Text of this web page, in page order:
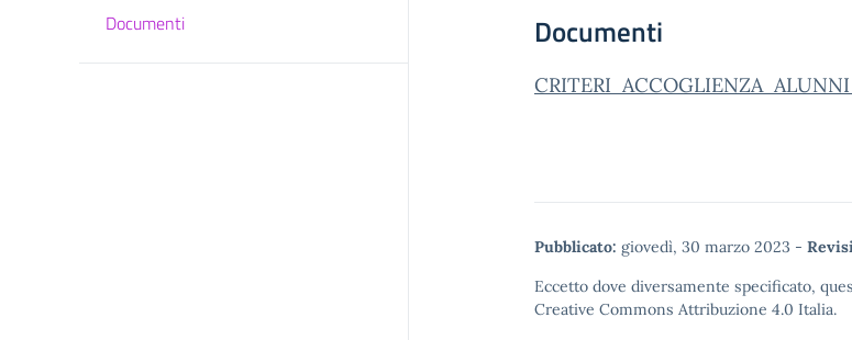
Documenti Documenti
CRITERI ACCOGLIENZA
Pubblicato: giovedì, 30 marzo 2023 -
Eccetto dove diversamente specificato,
Creative Commons Attribuzione 4.0 Italia.